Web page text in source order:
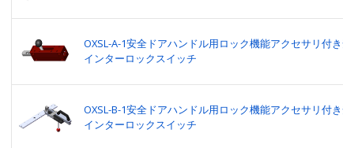
OXSL-A-1安全ドアハンドル用ロック機能アクセサリ付き
インターロックスイッチ
OXSL-B-1安全ドアハンドル用ロック機能アクセサリ付き
インターロックスイッチ